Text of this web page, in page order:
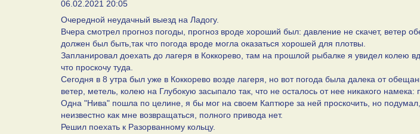
06.02.2021 20:05
Очередной неудачный выезд на Ладогу.
Вчера смотрел прогноз погоды, прогноз вроде хороший был: давление не скачет, ветер
должен был быть,так что погода вроде могла оказаться хорошей для плотвы.
Запланировал доехать до лагеря в Коккорево, там на прошлой рыбалке я увидел колею
что проскочу туда.
Сегодня в 8 утра был уже в Коккорево возде лагеря, но вот погода была далека от
ветер, метель, колею на Глубокую засыпало так, что не осталось от нее никакого намека:
Одна "Нива" пошла по целине, я бы мог на своем Каптюре за ней проскочить, но
неизвестно как мне возвращаться, полного привода нет.
Решил поехать к Разорванному кольцу.